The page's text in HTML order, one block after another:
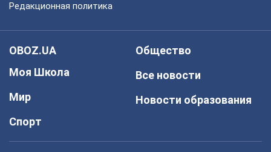
Редакционная политика
OBOZ.UA
Моя Школа
Мир
Спорт
Общество
Все новости
Новости образования